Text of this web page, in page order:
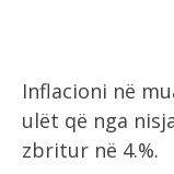
Inflacioni në
ulët që nga
zbritur në 4.%.